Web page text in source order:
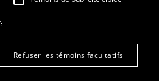
générales d'utilisation
en ligne
Refuser les témoins facultatifs